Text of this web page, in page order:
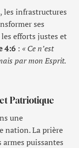
les infrastructures
ses
efforts justes et
4:6 : « Ce n’est
par mon Esprit.
Patriotique
une
nation. La prière
puissantes